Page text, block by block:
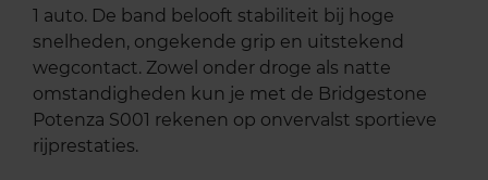
1 auto. De band belooft stabiliteit bij hoge
snelheden, ongekende grip en uitstekend
wegcontact. Zowel onder droge als natte
omstandigheden kun je met de Bridgestone
Potenza S001 rekenen op onvervalst sportieve
rijprestaties.